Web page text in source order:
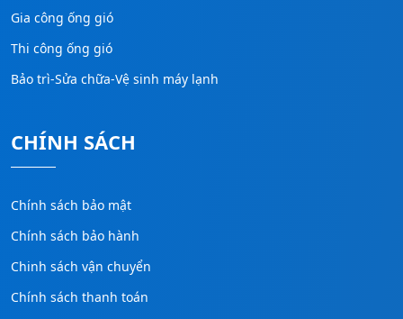
Gia công ống gió
Thi công ống gió
Bảo trì-Sửa chữa-Vệ sinh máy lạnh
CHÍNH SÁCH
Chính sách bảo mật
Chính sách bảo hành
Chinh sách vận chuyển
Chính sách thanh toán